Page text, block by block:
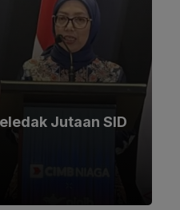
Jutaan SID